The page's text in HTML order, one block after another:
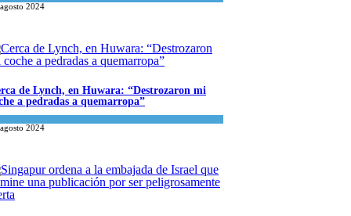
2024
de Lynch, en Huwara: “Destrozaron mi
a pedradas a quemarropa”
2024